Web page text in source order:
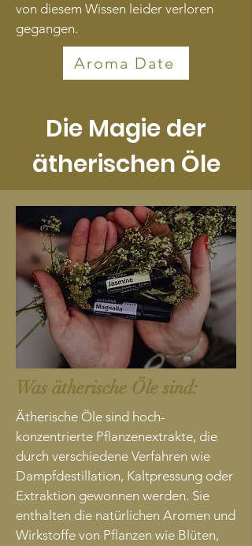
von diesem Wissen leider verloren
gegangen.
Aroma Date
Die Magie der
ätherischen Öle
Was ätherische Öle sind:
Ätherische Öle sind hoch-
konzentrierte Pflanzenextrakte, die
durch verschiedene Verfahren wie
Dampfdestillation, Kaltpressung oder
Extraktion gewonnen werden. Sie
enthalten die natürlichen Aromen und
Wirkstoffe von Pflanzen wie Blüten,